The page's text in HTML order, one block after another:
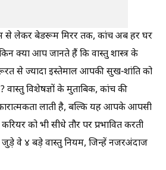
से लेकर बेडरूम मिरर तक, कांच अब हर घर
क्या आप जानते हैं कि वास्तु शास्त्र के
से ज्यादा इस्तेमाल आपकी सुख-शांति को
विशेषज्ञों के मुताबिक, कांच की
लाती है, बल्कि यह आपके आपसी
को भी सीधे तौर पर प्रभावित करती
वे ४ बड़े वास्तु नियम, जिन्हें नजरअंदाज